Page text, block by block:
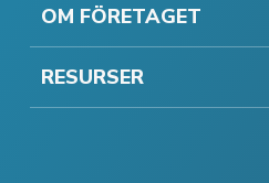
OM FÖRETAGET
RESURSER